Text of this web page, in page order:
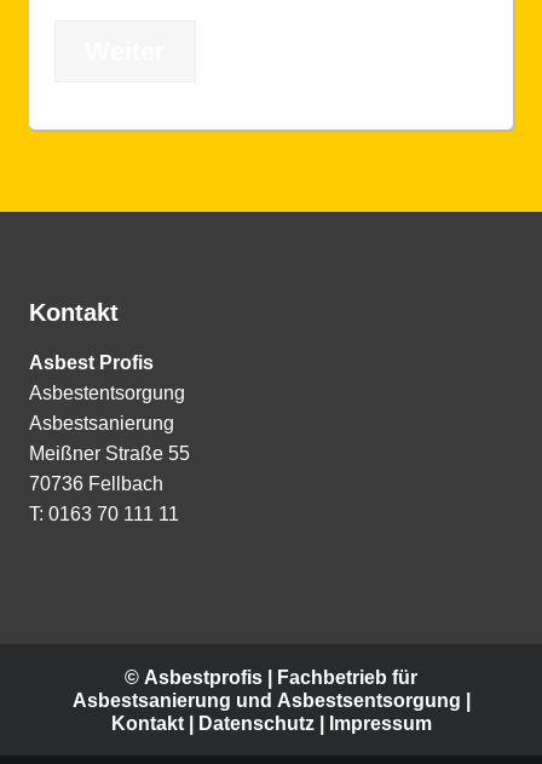
Kontakt
Asbest Profis
Asbestentsorgung
Asbestsanierung
Meißner Straße 55
70736 Fellbach
T: 0163 70 111 11
© Asbestprofis | Fachbetrieb für
Asbestsanierung und Asbestsentsorgung |
Kontakt | Datenschutz | Impressum